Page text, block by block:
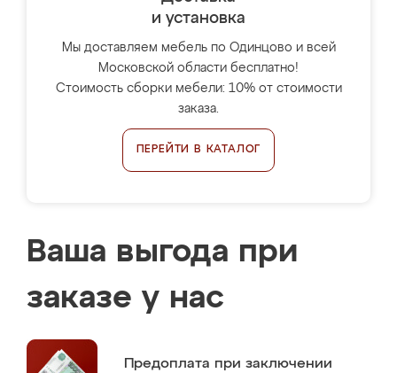
и установка
Мы доставляем мебель по Одинцово и всей
Московской области бесплатно!
Стоимость сборки мебели: 10% от стоимости
заказа.
ПЕРЕЙТИ В КАТАЛОГ
Ваша выгода при
заказе у нас
Предоплата при заключении